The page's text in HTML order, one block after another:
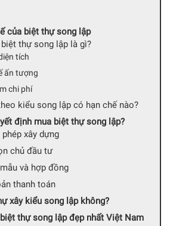
của biệt thự song lập
thự song lập là gì?
tích
ấn tượng
chi phí
kiểu song lập có hạn chế nào?
định mua biệt thự song lập?
xây dựng
chủ đầu tư
và hợp đồng
thanh toán
xây kiểu song lập không?
thự song lập đẹp nhất Việt Nam